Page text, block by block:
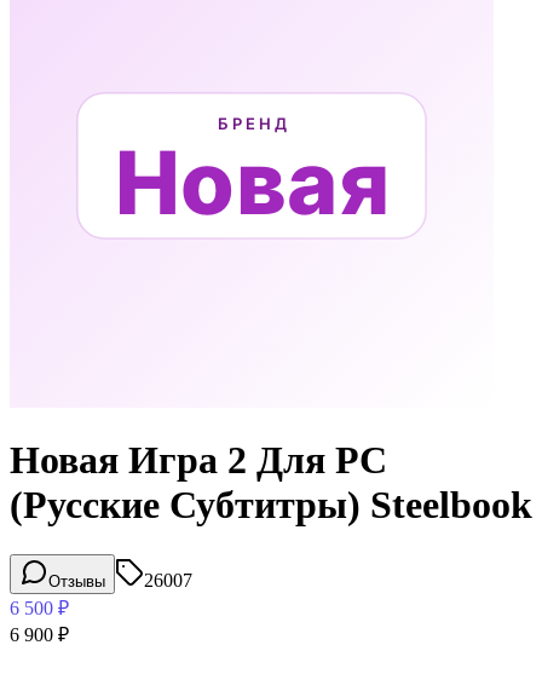
Новая Игра 2 Для PC
(Русские Субтитры) Steelbook
Отзывы
26007
6 500 ₽
6 900 ₽